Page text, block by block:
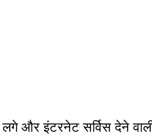
और इंटरनेट सर्विस देने